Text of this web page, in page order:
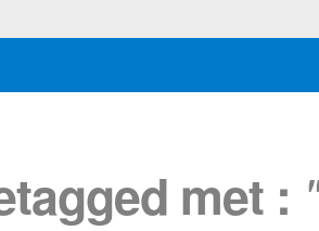
met :